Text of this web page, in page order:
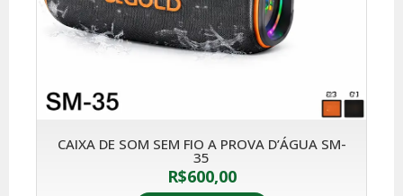
CAIXA DE SOM SEM FIO A PROVA D’ÁGUA SM-
35
R$600,00